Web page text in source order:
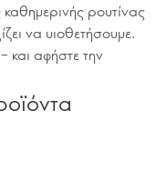
ρουτίνας
να υιοθετήσουμε.
και αφήστε την